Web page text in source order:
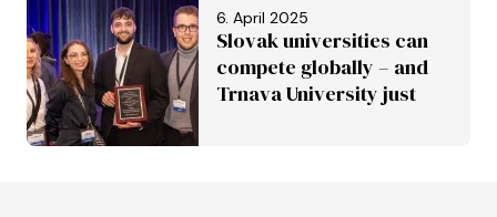
World Heritage List
6. April 2025
Slovak universities can
compete globally – and
Trnava University just